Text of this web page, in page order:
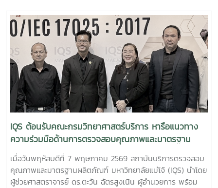
อุตสาหกรรมอาหาร และผลิตภัณฑ์สมุนไพรไทย ให้สามารถต่อย
อดเชิงพาณิชย์ สร้างมูลค่าเพิ่ม และเพิ่มขีดความสามารถในการ
แข่งขันอย่างยั่งยืน
พุทธวงค์ รองผู้อำนวยการฝ่ายบริหารและห้องปฏิบัติการ พร้อม
ด้วยบุคลากรฝ่ายบริหารและห้องปฏิบัติการ ร่วมให้การต้อนรับและ
ถ่ายทอดความรู้แก่คณะศึกษาดูงาน กิจกรรมดังกล่าวมีผู้เข้าร่วม
ประกอบด้วยอาจารย์ จำนวน 2 ท่าน และนักศึกษา จำนวน 3 คน
โดยมุ่งเสริมสร้างความรู้และประสบการณ์จากแหล่งเรียนรู้จริง
ทั้งด้านกระบวนการปฏิบัติงาน การใช้เครื่องมือวิเคราะห์สารเคมี
การคิดวิเคราะห์ การแก้ปัญหา และการทำงานตามมาตรฐาน
วิชาชีพ เพื่อเตรียมความพร้อมสู่การทำงานในอนาคต ? เวลา
09.00 – 12.00 น. ?? ณ สถาบันบริการตรวจสอบคุณภาพและ
มาตรฐานผลิตภัณฑ์ มหาวิทยาลัยแม่โจ้
IQS ต้อนรับคณะกรมวิทยาศาสตร์บริการ หารือแนวทาง
ความร่วมมือด้านการตรวจสอบคุณภาพและมาตรฐาน
ผลิตภัณฑ์
เมื่อวันพฤหัสบดีที่ 7 พฤษภาคม 2569 สถาบันบริการตรวจสอบ
คุณภาพและมาตรฐานผลิตภัณฑ์ มหาวิทยาลัยแม่โจ้ (IQS) นำโดย
ผู้ช่วยศาสตราจารย์ ดร.ตะวัน ฉัตรสูงเนิน ผู้อำนวยการ พร้อม